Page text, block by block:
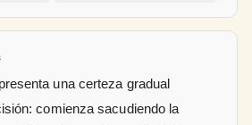
una certeza gradual
comienza sacudiendo la